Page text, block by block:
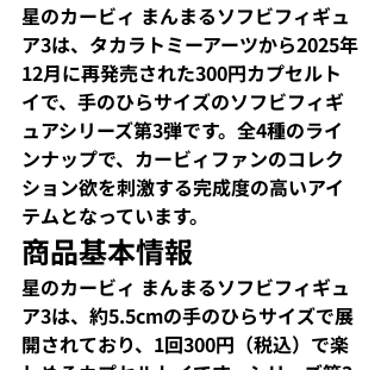
星のカービィ まんまるソフビフィギュ
ア3は、タカラトミーアーツから2025年
12月に再発売された300円カプセルト
イで、手のひらサイズのソフビフィギ
ュアシリーズ第3弾です。全4種のライ
ンナップで、カービィファンのコレク
ション欲を刺激する完成度の高いアイ
テムとなっています。​
商品基本情報
星のカービィ まんまるソフビフィギュ
ア3は、約5.5cmの手のひらサイズで展
開されており、1回300円（税込）で楽